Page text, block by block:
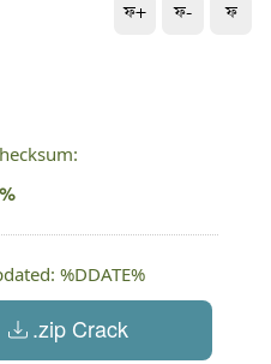
ফ+ ফ- ফ
%DDATE%
.zip Crack